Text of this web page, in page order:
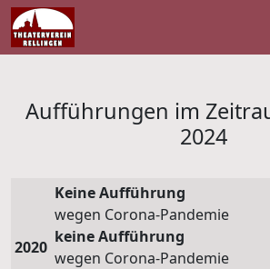
Aufführungen im
2024
2020
Keine Aufführung
wegen Corona-Pandemie
keine Aufführung
wegen Corona-Pandemie